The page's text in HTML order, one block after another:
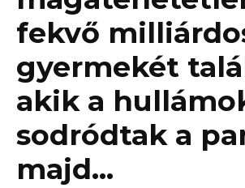
fekvő
gyermekét
akik a
sodródtak a
majd…